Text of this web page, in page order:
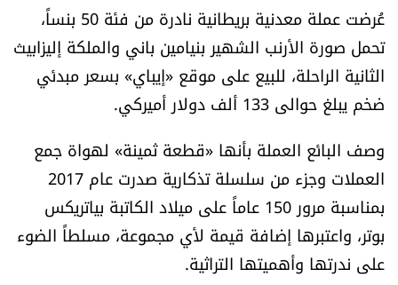
كتّابنا
تحت المجهر
آراء
اقتصاد
العالم
عُرضت عملة معدنية بريطانية نادرة من فئة 50 بنساً،
تحمل صورة الأرنب الشهير بنيامين باني والملكة إليزابيث
الثانية الراحلة، للبيع على موقع «إيباي» بسعر مبدئي
ضخم يبلغ حوالى 133 ألف دولار أميركي.
وصف البائع العملة بأنها «قطعة ثمينة» لهواة جمع
العملات وجزء من سلسلة تذكارية صدرت عام 2017
بمناسبة مرور 150 عاماً على ميلاد الكاتبة بياتريكس
بوتر، واعتبرها إضافة قيمة لأي مجموعة، مسلطاً الضوء
على ندرتها وأهميتها التراثية.